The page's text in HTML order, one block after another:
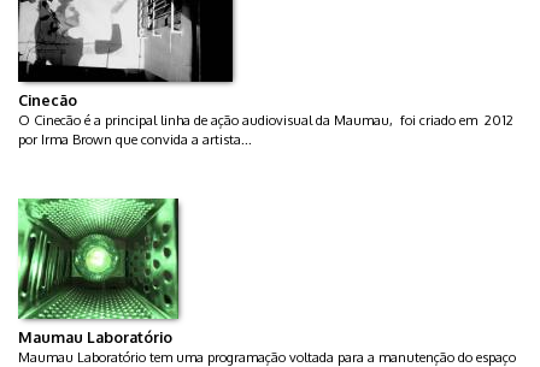
Cinecão
O Cinecão é a principal linha de ação audiovisual da Maumau, foi criado em 2012
por Irma Brown que convida a artista...
Maumau Laboratório
Maumau Laboratório tem uma programação voltada para a manutenção do espaço